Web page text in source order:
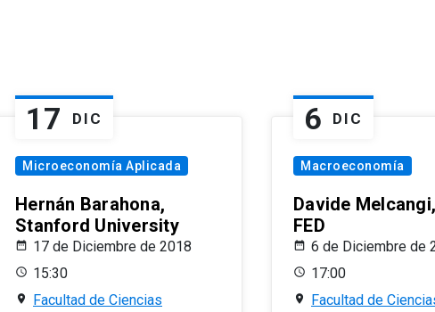
17 DIC
Microeconomía Aplicada
Hernán Barahona,
Stanford University
17 de Diciembre de 2018
15:30
Facultad de Ciencias
6 DIC
Macroeconomía
Davide
FED
6 de Diciembre de
17:00
Facultad de